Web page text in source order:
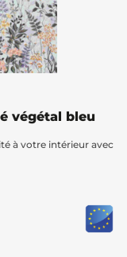
végétal bleu
à votre intérieur avec